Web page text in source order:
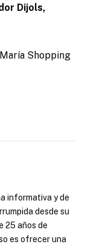
Dijols,
Shopping
informativa y de
desde su
25 años de
es ofrecer una